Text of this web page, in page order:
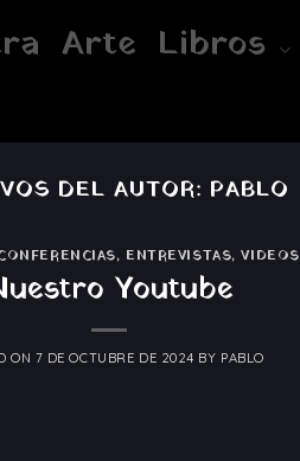
Arte Libros
DEL AUTOR: PABLO
, ENTREVISTAS,VIDEOS
Youtube
ON 7 DE OCTUBRE DE 2024 BY PABLO